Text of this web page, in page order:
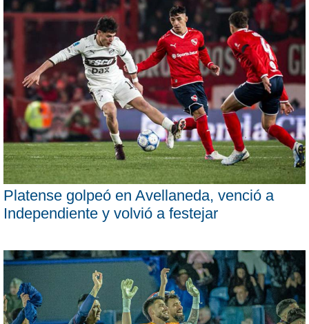
Platense golpeó en Avellaneda, venció a
Independiente y volvió a festejar